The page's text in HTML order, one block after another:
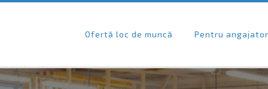
Ofertă loc de muncă Pentru